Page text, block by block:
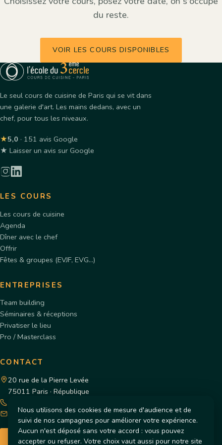
du reste.
VOIR LES COURS DISPONIBLES
Le seul cours de cuisine de Paris qui se vit dans
une galerie d'art. Les mains dedans, avec un
chef, pour tous les niveaux.
★5,0 · 151 avis Google
★ Laisser un avis sur Google
LES COURS
Les cours de cuisine
Agenda
Dîner avec le chef
Offrir
Fêtes & groupes (EVJF, EVG…)
ENTREPRISES
Team building
Séminaires & réceptions
Privatiser le lieu
Pro / Masterclass
CONTACT
20 rue de la Pierre Levée
75011 Paris · République
contact@cours-de-cuisine-paris.fr
LE 3ÈME CERCLE
Nous utilisons des cookies de mesure d'audience et de
suivi de nos campagnes pour améliorer votre expérience.
Aucun n'est déposé sans votre accord : vous pouvez
accepter ou refuser. Votre choix vaut aussi pour notre site